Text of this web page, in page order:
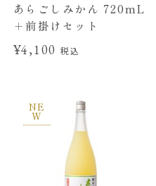
あらごしみかん 720mL
＋前掛けセット
¥4,100税込
NE
W